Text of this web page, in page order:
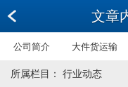
文章
公司简介 大件货运输
所属栏目： 行业动态